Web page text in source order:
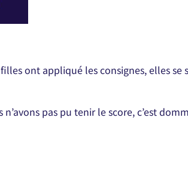
ont appliqué les consignes, elles se
pas pu tenir le score, c’est